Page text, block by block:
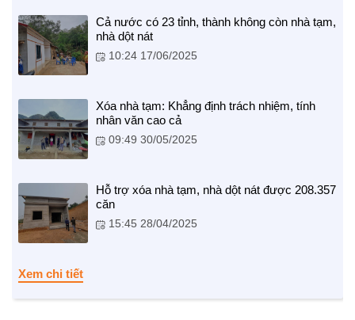
NHỊP CẦU NHÂN ÁI
Nhịp cầu Nhân ái VTV1
Địa chỉ nhân ái
Cả nước có 23 tỉnh, thành không còn nhà tạm,
nhà dột nát
10:24 17/06/2025
Xóa nhà tạm: Khẳng định trách nhiệm, tính
nhân văn cao cả
09:49 30/05/2025
Hỗ trợ xóa nhà tạm, nhà dột nát được 208.357
căn
15:45 28/04/2025
Xem chi tiết